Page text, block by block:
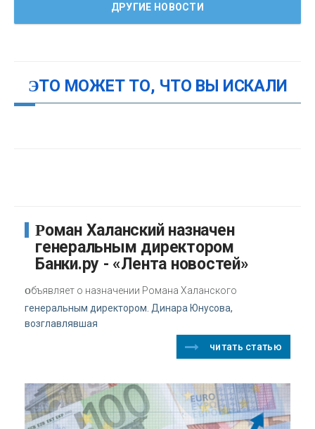
ДРУГИЕ НОВОСТИ
ЭТО МОЖЕТ ТО, ЧТО ВЫ ИСКАЛИ
Роман Халанский назначен
генеральным директором
Банки.ру - «Лента новостей»
объявляет о назначении Романа Халанского
генеральным директором. Динара Юнусова,
возглавлявшая
читать статью